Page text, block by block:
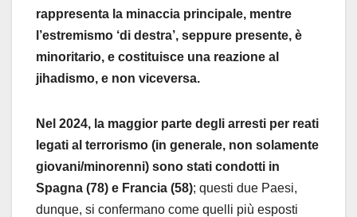
rappresenta la minaccia principale, mentre
l’estremismo ‘di destra’, seppure presente, è
minoritario, e costituisce una reazione al
jihadismo, e non viceversa.
Nel 2024, la maggior parte degli arresti per reati
legati al terrorismo (in generale, non solamente
giovani/minorenni) sono stati condotti in
Spagna (78) e Francia (58); questi due Paesi,
dunque, si confermano come quelli più esposti